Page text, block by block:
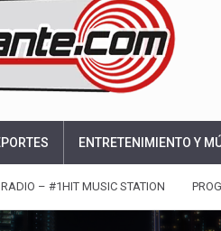
ENTRETENIMIENTO Y
– #1HIT MUSIC STATION